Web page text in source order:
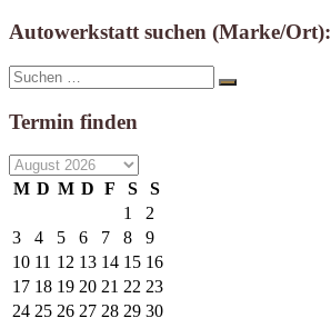
Autowerkstatt suchen (Marke/Ort):
Suche
nach:
Suchen
Termin finden
M D M D F S
S
1
2
3
4 5 6 7 8
9
10 11 12 13 14 15 16
17 18 19 20 21 22 23
24 25 26 27 28 29 30